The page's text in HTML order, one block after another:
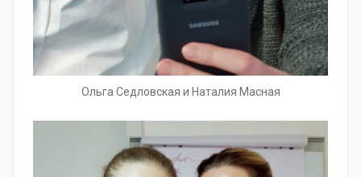
Ольга Седловская и Наталия Масная